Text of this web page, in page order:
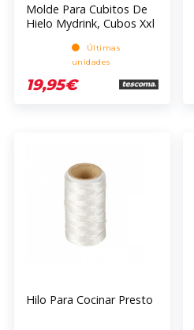
Molde Para Cubitos De
Hielo Mydrink, Cubos Xxl
Últimas
unidades
19,95€
Hilo Para Cocinar Presto